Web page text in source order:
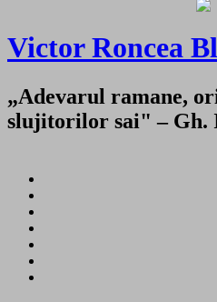
Victor Roncea
„Adevarul ramane,
slujitorilor sai" – Gh.